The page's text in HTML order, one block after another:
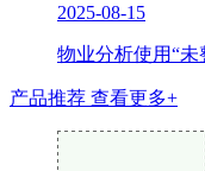
2025-08-15
物业分析使用“未
产品推荐 查看更多+